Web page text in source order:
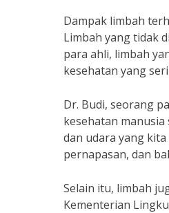
Dampak limbah
Limbah yang tidak
para ahli, limbah
kesehatan yang
Dr. Budi, seorang
kesehatan
dan udara yang
pernapasan, dan
Selain itu, limbah
Kementerian